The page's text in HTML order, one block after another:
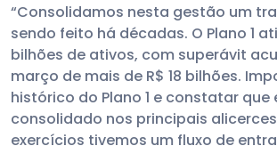
“Consolidamos nesta gestão um
sendo feito há décadas. O Plano 1
bilhões de ativos, com superávit
março de mais de R$ 18 bilhões.
histórico do Plano 1 e constatar que
consolidado nos principais
exercícios tivemos um fluxo de